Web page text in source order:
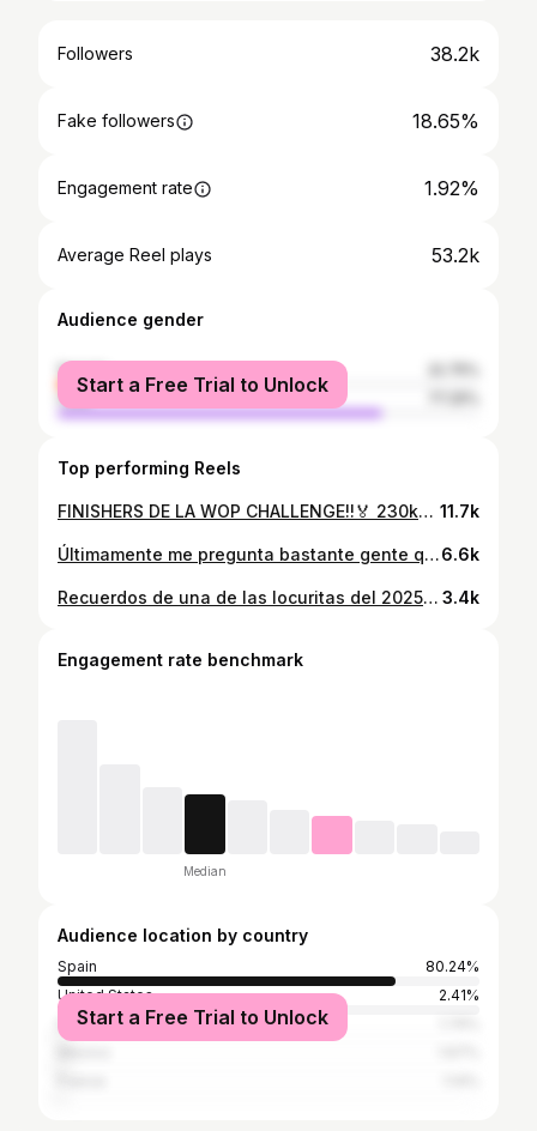
Followers 38.2k
Fake followers 18.65%
Engagement rate 1.92%
Average Reel plays 53.2k
Audience gender
female
male
Start a Free Trial to Unlock
Top performing Reels
FINISHERS DE LA WOP CHALLENGE!!🏅 230km después, cruzamos la meta juntos. 18 horas de aventura donde han habido relevos, estrategia, esfuerzo, kilómetros de día y de noche, poco sueño y mucha unión de equipo. Equipo: @rocket.athletics x @shokz_es Tiempo final: 18h:33’:55” Posición: 4º general y 1º equipo mixto🥇 Una experiencia más para el recuerdo y otra demostración de que juntos siempre llegamos más lejos🤎 _ #correr #runners #running #wopchallenge #deporte 11.7k
Últimamente me pregunta bastante gente que cómo empecé a correr y cómo conseguí engancharme. Y lo cierto es que no sabía muchas de las cosas que ahora se y que en ese momento me hubiese encantado que alguien me hubiese dicho, así que aquí te las dejo: 1. Empezar mucho más despacio. Priorizaría ritmos cómodos desde el inicio. Ya habrá tiempo de mejorar la velocidad más adelante. 2. Aprender técnica de carrera desde el principio Postura, cadencia, apoyo del pie y relajación de brazos para evitar vicios difíciles de corregir después. 3. Fortalecer antes de acumular kilómetros Incluiría fuerza (core, glúteos, piernas) desde el primer día para prevenir lesiones. 4. Respetar el descanso como parte del entrenamiento. Esto es la clave de todo: más no siempre es mejor. 5. Escuchar al cuerpo en lugar del reloj. Ajustar entrenamientos según sensaciones y fatiga, no solo según ritmos. 6. Aprender sobre zapatillas. Elegir calzado adecuado para su pisada y tipo de entrenamiento, y no correr siempre con las mismas. 7. No entrenar siempre “fuerte” Entender que la mayoría de los entrenamientos deben ser fáciles y solo una pequeña parte intensa. 8. Trabajar movilidad y estiramientos regularmente. No solo estirar cuando aparece el dolor. 9. Ser paciente con el progreso Aceptar que mejorar lleva meses y años, no semanas. 10. Disfrutar más y compararse menos. Correr por placer y salud, no solo por marcas, redes sociales o comparación con otros. Estáis de acuerdo?? #running #run #rungirl #runhappy6.6k
Recuerdos de una de las locuritas del 2025🙃🥺😱🙏🏃‍♀️❤️ Cuando 9 personas nos aventuramos en ponernos a correr desde Madrid a Oliva en 48 horas. Y oye, que lo conseguimos 😉 La vida está para hacer locuras. O no? #running #run #rungirl #runhappy 3.4k
Engagement rate benchmark
Median
Audience location by country
Spain
80.24%
United States
2.41%
ItalyStart a Free Trial to Unlock